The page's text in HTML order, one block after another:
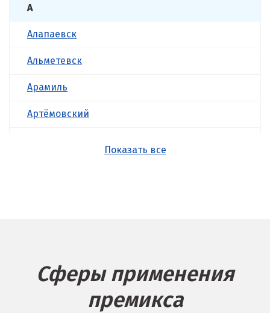
А
Алапаевск
Альметевск
Арамиль
Артёмовский
Берёзовский
Показать все
Сферы применения
премикса